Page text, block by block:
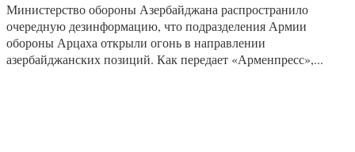
Министерство обороны Азербайджана распространило
очередную дезинформацию, что подразделения Армии
обороны Арцаха открыли огонь в направлении
азербайджанских позиций. Как передает «Арменпресс»,...